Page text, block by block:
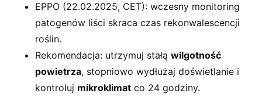
EPPO (22.02.2025, CET): wczesny monitoring
patogenów liści skraca czas rekonwalescencji
roślin.
Rekomendacja: utrzymuj stałą wilgotność
powietrza, stopniowo wydłużaj doświetlanie i
kontroluj mikroklimat co 24 godziny.